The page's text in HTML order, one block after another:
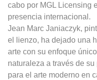
cabo por MGL Licensing
presencia internacional.
Jean Marc Janiaczyk,
el lienzo, ha dejado una
arte con su enfoque
naturaleza a través de
para el arte moderno en